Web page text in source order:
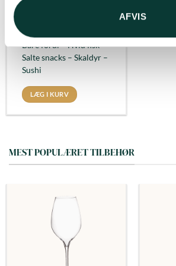
AFVIS
Passer til
Bare fordi – Hvid fisk –
Salte snacks – Skaldyr –
Sushi
LÆG I KURV
MEST POPULÆRET TILBEHØR